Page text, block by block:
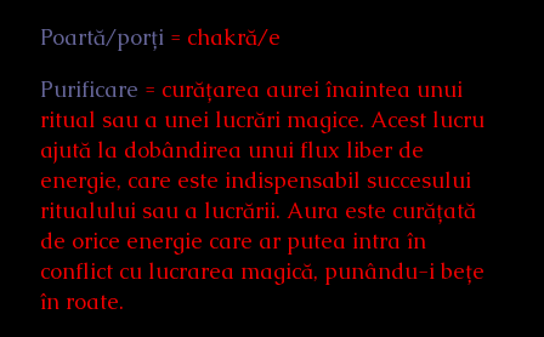
Poartă/porți = chakră/e
Purificare = curățarea aurei înaintea unui
ritual sau a unei lucrări magice. Acest lucru
ajută la dobândirea unui flux liber de
energie, care este indispensabil succesului
ritualului sau a lucrării. Aura este curățată
de orice energie care ar putea intra în
conflict cu lucrarea magică, punându-i bețe
în roate.